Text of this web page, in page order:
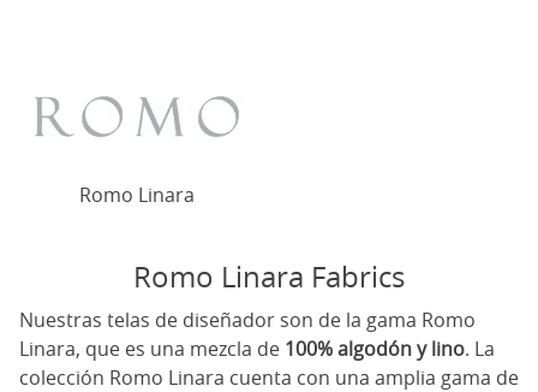
Romo Linara
Romo Linara Fabrics
Nuestras telas de diseñador son de la gama Romo
Linara, que es una mezcla de 100% algodón y lino. La
colección Romo Linara cuenta con una amplia gama de